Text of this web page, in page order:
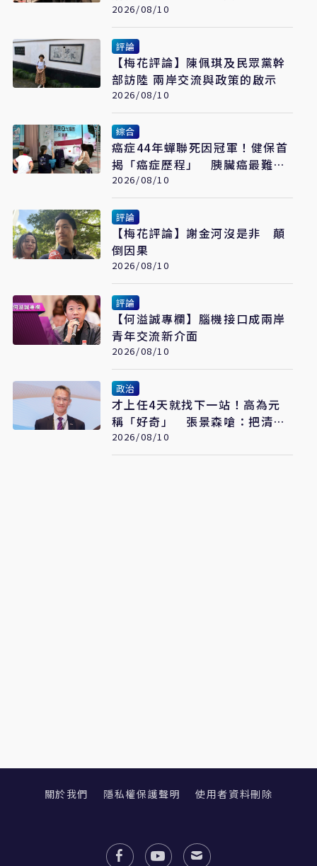
又在偷改歷史
2026/08/10
評論
【梅花評論】陳佩琪及民眾黨幹
部訪陸 兩岸交流與政策的啟示
2026/08/10
綜合
癌症44年蟬聯死因冠軍！健保首
揭「癌症歷程」 胰臟癌最難
治、肺癌驚見院際差41.8個百分
點
2026/08/10
評論
【梅花評論】謝金河沒是非 顛
倒因果
2026/08/10
評論
【何溢誠專欄】腦機接口成兩岸
青年交流新介面
2026/08/10
政治
才上任4天就找下一站！高為元
稱「好奇」 張景森嗆：把清大
當備胎、準備劈腿
2026/08/10
關於我們 隱私權保護聲明 使用者資料刪除